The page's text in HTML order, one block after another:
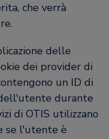
che verrà
delle
dei provider di
un ID di
durante
di OTIS utilizzano
se l'utente è